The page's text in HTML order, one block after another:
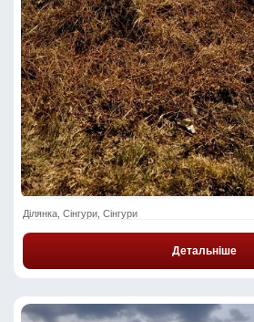
Ділянка, Сінгури, Сінгури
Детальніше